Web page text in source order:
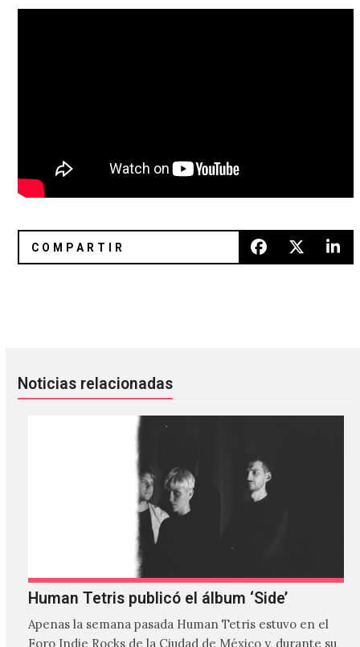
Noticias relacionadas
Human Tetris publicó el álbum ‘Side’
Apenas la semana pasada Human Tetris estuvo en el
Foro Indie Rocks de la Ciudad de México y, durante su